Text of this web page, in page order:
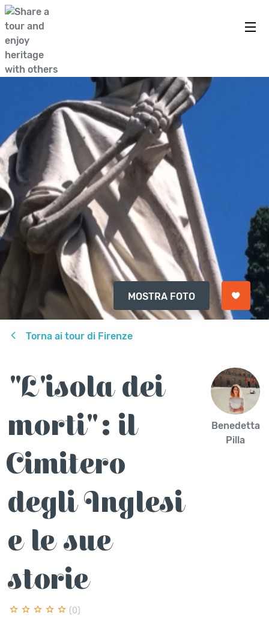
MOSTRA FOTO
Torna ai tour di Firenze
"L'isola dei
morti": il
Cimitero
degli Inglesi
e le sue
storie
(0)
Benedetta
Pilla